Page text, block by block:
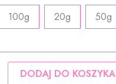
100g 20g 50g
PIGMENTDODAJ DO KOSZYKA